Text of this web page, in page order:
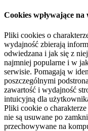
Cookies wpływające na
Pliki cookies o
wydajność zbierają
odwiedzana i jak się z
najmniej popularne i w
serwisie. Pomagają w
poszczególnymi
zawartość i wydajność
intuicyjną dla
Pliki cookie o
nie są usuwane po
przechowywane na